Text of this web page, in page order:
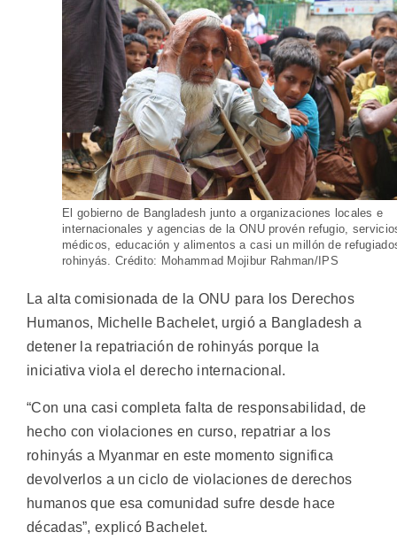
El gobierno de Bangladesh junto a organizaciones locales e
internacionales y agencias de la ONU provén refugio,
médicos, educación y alimentos a casi un millón de
rohinyás. Crédito: Mohammad Mojibur Rahman/IPS
La alta comisionada de la ONU para los Derechos
Humanos, Michelle Bachelet, urgió a Bangladesh a
detener la repatriación de rohinyás porque la
iniciativa viola el derecho internacional.
“Con una casi completa falta de responsabilidad, de
hecho con violaciones en curso, repatriar a los
rohinyás a Myanmar en este momento significa
devolverlos a un ciclo de violaciones de derechos
humanos que esa comunidad sufre desde hace
décadas”, explicó Bachelet.